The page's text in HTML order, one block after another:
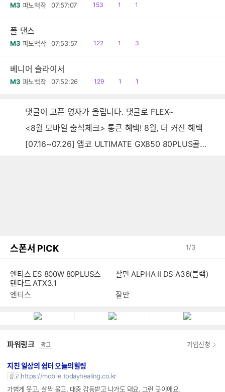
M3 파노백작 07:57:07
읽
153
공1
댓1
폴 댄스
M3 파노백작 07:53:57
읽
122
공1
댓
3
베니어 슬라이서
M3 파노백작 07:52:26
읽
129
공1
댓1
댓글이 고픈 영자가 올립니다. 댓글로 FLEX~
<8월 모바일 출석체크> 통큰 혜택! 8월, 더 커진 혜택
[07.16~07.26] 앱코 ULTIMATE GX850 80PLUS골드 풀모듈러 ATX3.0 블랙
스폰서 PICK 1/3
엔티스 ES 800W 80PLUS스
탠다드 ATX3.1
엔티스
잘만 ALPHA II DS A36(블랙)
잘만
파워링크 광고 가입신청
지친 일상의 쉼터 오늘의힐링
광고 https://mobile.todayhealing.co.kr
가볍게 웃고, 살짝 울고, 대충 감동받고 나가도 돼요. 그런 곳이에요.